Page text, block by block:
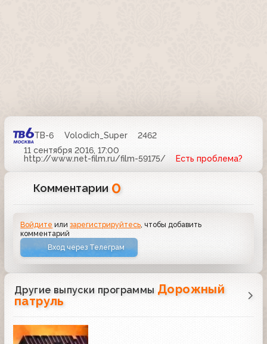
ТВ-6 Volodich_Super
2462
11 сентября 2016, 17:00
http://www.net-film.ru/film-59175/
Есть проблема?
Комментарии 0
Войдите илизарегистрируйтесь , чтобы добавить
комментарий
Вход через Телеграм
Другие выпуски программы Дорожный
патруль